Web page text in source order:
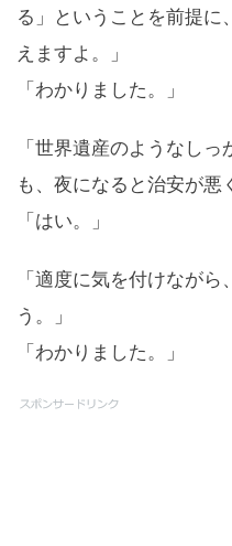
る」ということを前提に
えますよ。」
「わかりました。」
「世界遺産のようなし
も、夜になると治安が悪
「はい。」
「適度に気を付けなが
う。」
「わかりました。」